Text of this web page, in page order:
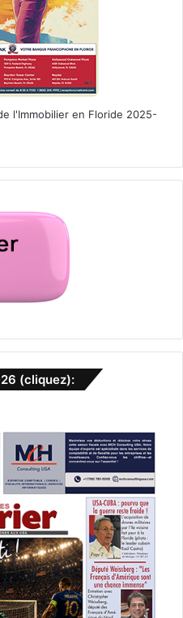
l'Immobilier en Floride 2025-
(cliquez):